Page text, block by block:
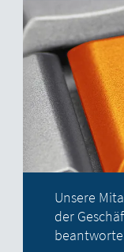
Unsere
der